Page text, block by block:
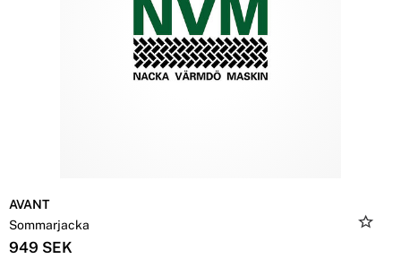
AVANT
Sommarjacka
949 SEK